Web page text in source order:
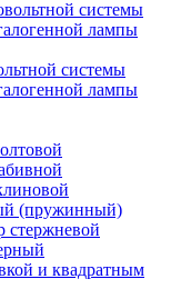
системы
лампы
(пружинный)
стержневой